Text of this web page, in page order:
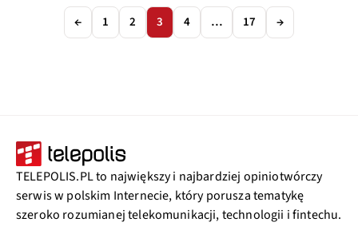
← 1 2 3 4 … 17 →
TELEPOLIS.PL to największy i najbardziej opiniotwórczy
serwis w polskim Internecie, który porusza tematykę
szeroko rozumianej telekomunikacji, technologii i fintechu.